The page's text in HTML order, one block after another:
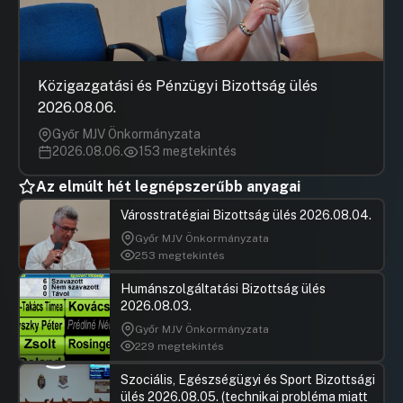
Rendezvényszervező Nonprofit
Korlátolt Felelősségű Társaság
ügyvezetői tisztségének betöltésével
összefüggő pályázat kiírása és
közzététele
Hozzászólások
non-profit Kft., a Zuglói Cserepes Non-
profit Kft. és Zuglói Sport- és
Rendezvényszervező Nonprofit Kft. és a
Zuglói ZRt. javadalmazási
szabályzatának módosítására
Hozzászólások Ugrás a napirendi pontra
21./ Együttműködési Megállapodás
megkötése a Magyar Táncművészeti
Egyetemmel
HozzászólásokUgrás a napirendi pontra
22./ Városrendezési megállapodás
Mogyoródi út 205/a (telekalakítás után
39822/2 hrsz.)
HozzászólásokUgrás a napirendi pontra
23./ Városrendezési megállapodás
Közigazgatási és Pénzügyi Bizottság ülés
2026.08.06.
Győr MJV Önkormányzata
2026.08.06.
153 megtekintés
Az elmúlt hét legnépszerűbb anyagai
Városstratégiai Bizottság ülés 2026.08.04.
Győr MJV Önkormányzata
253 megtekintés
Humánszolgáltatási Bizottság ülés
2026.08.03.
Győr MJV Önkormányzata
229 megtekintés
Szociális, Egészségügyi és Sport Bizottsági
ülés 2026.08.05. (technikai probléma miatt